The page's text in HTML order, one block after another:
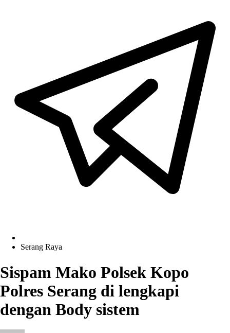
Serang Raya
Sispam Mako Polsek Kopo
Polres Serang di lengkapi
dengan Body sistem